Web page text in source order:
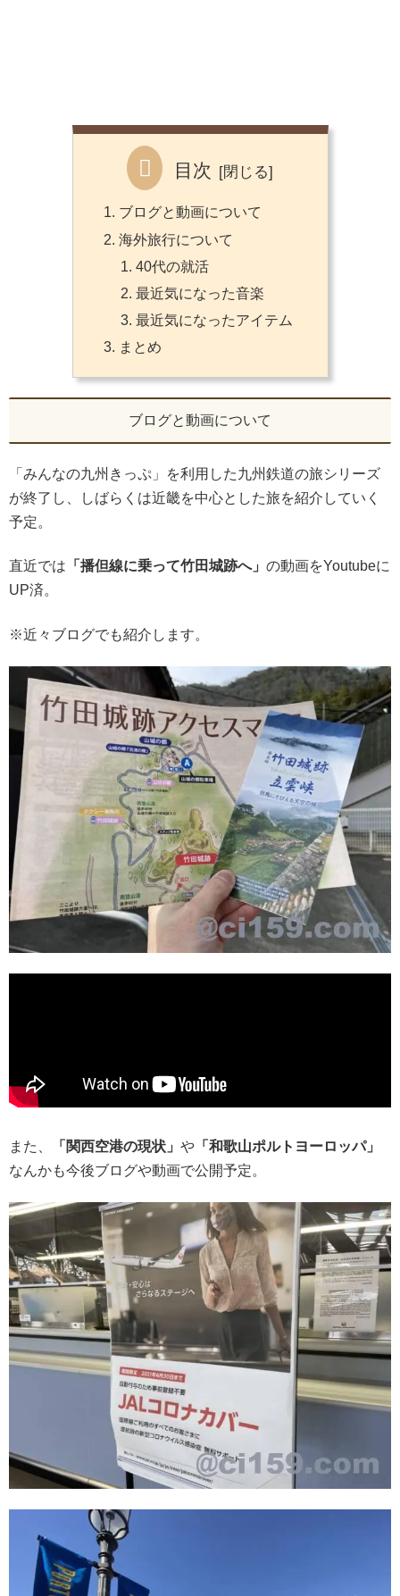
目次
ブログと動画について
海外旅行について
40代の就活
最近気になった音楽
最近気になったアイテム
まとめ
ブログと動画について
「みんなの九州きっぷ」を利用した九州鉄道の旅シリーズ
が終了し、しばらくは近畿を中心とした旅を紹介していく
予定。
直近では 「播但線に乗って竹田城跡へ」 の動画をYoutubeに
UP済。
※近々ブログでも紹介します。
また、 「関西空港の現状」 や 「和歌山ポルトヨーロッパ」
なんかも今後ブログや動画で公開予定。